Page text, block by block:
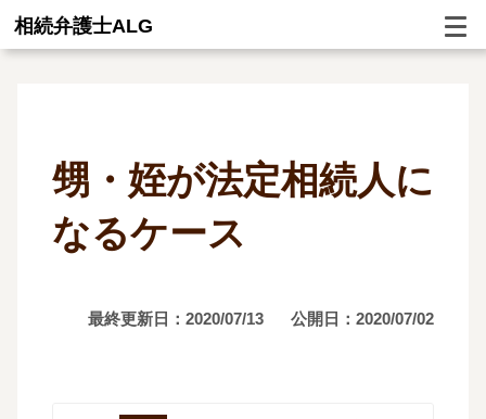
相続弁護士ALG
甥・姪が法定相続人に
なるケース
最終更新日：2020/07/13 公開日：2020/07/02